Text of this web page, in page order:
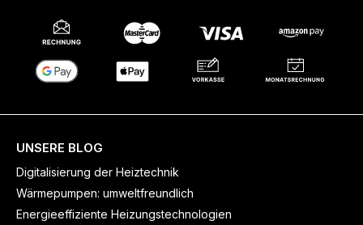
UNSERE BLOG
Digitalisierung der Heiztechnik
Wärmepumpen: umweltfreundlich
Energieeffiziente Heizungstechnologien